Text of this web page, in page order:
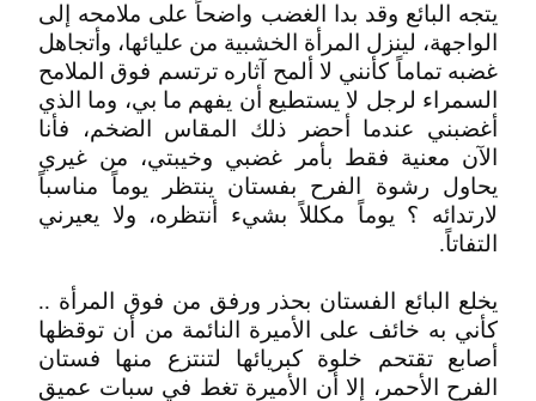
يتجه البائع وقد بدا الغضب واضحاً على ملامحه إلى
الواجهة، لينزل المرأة الخشبية من عليائها، وأتجاهل
غضبه تماماً كأنني لا ألمح آثاره ترتسم فوق الملامح
السمراء لرجل لا يستطيع أن يفهم ما بي، وما الذي
أغضبني عندما أحضر ذلك المقاس الضخم، فأنا
الآن معنية فقط بأمر غضبي وخيبتي، من غيري
يحاول رشوة الفرح بفستان ينتظر يوماً مناسباً
لارتدائه ؟ يوماً مكللاً بشيء أنتظره، ولا يعيرني
التفاتاً.
يخلع البائع الفستان بحذر ورفق من فوق المرأة ..
كأني به خائف على الأميرة النائمة من أن توقظها
أصابع تقتحم خلوة كبريائها لتنتزع منها فستان
الفرح الأحمر، إلا أن الأميرة تغط في سبات عميق